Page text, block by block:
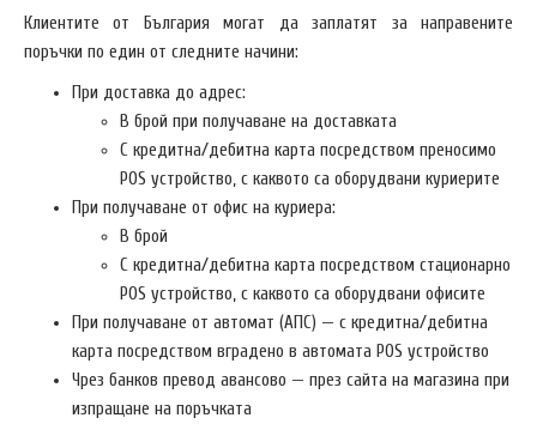
Клиентите от България могат да заплатят за направените
поръчки по един от следните начини:
При доставка до адрес:
В брой при получаване на доставката
С кредитна/дебитна карта посредством преносимо
POS устройство, с каквото са оборудвани куриерите
При получаване от офис на куриера:
В брой
С кредитна/дебитна карта посредством стационарно
POS устройство, с каквото са оборудвани офисите
При получаване от автомат (АПС) — с кредитна/дебитна
карта посредством вградено в автомата POS устройство
Чрез банков превод авансово — през сайта на магазина при
изпращане на поръчката